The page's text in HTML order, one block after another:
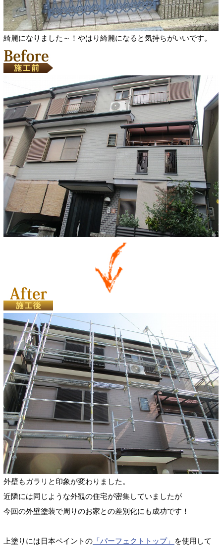
綺麗になりました～！やはり綺麗になると気持ちがいいです。
外壁もガラリと印象が変わりました。
近隣には同じような外観の住宅が密集していましたが
今回の外壁塗装で周りのお家との差別化にも成功です！
上塗りには日本ペイントの 「パーフェクトトップ」
を使用して